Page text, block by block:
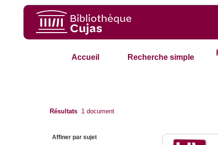
Accueil Recherche simple
Résultats 1 document
Affiner par sujet